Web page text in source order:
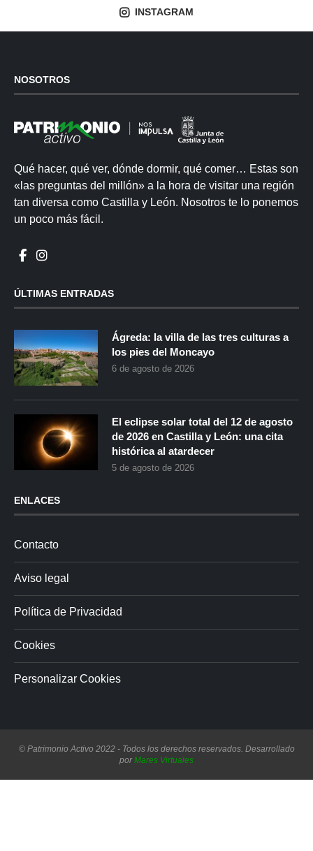
INSTAGRAM
NOSOTROS
Qué hacer, qué ver, dónde dormir, qué comer… Estas son
«las preguntas del millón» a la hora de visitar una región
tan diversa como Castilla y León. Nosotros te lo ponemos
un poco más fácil.
ÚLTIMAS ENTRADAS
Ágreda: la villa de las tres culturas a
los pies del Moncayo
6 de agosto de 2026
El eclipse solar total del 12 de agosto
de 2026 en Castilla y León: una cita
histórica al atardecer
5 de agosto de 2026
ENLACES
Contacto
Aviso legal
Política de Privacidad
Cookies
Personalizar Cookies
© Patrimonio Activo 2022 - Todos los derechos reservados. Desarrollado
porMares Virtuales